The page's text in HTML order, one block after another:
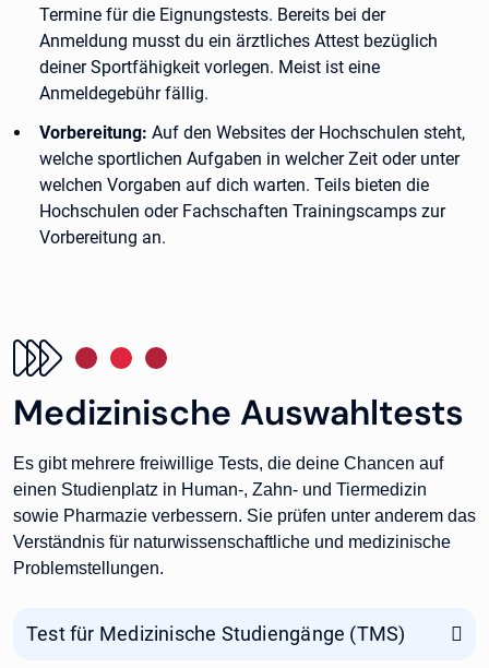
Termine für die Eignungstests. Bereits bei der
Anmeldung musst du ein ärztliches Attest bezüglich
deiner Sportfähigkeit vorlegen. Meist ist eine
Anmeldegebühr fällig.
Vorbereitung: Auf den Websites der Hochschulen steht,
welche sportlichen Aufgaben in welcher Zeit oder unter
welchen Vorgaben auf dich warten. Teils bieten die
Hochschulen oder Fachschaften Trainingscamps zur
Vorbereitung an.
Medizinische Auswahltests
Es gibt mehrere freiwillige Tests, die deine Chancen auf
einen Studienplatz in Human-, Zahn- und Tiermedizin
sowie Pharmazie verbessern. Sie prüfen unter anderem das
Verständnis für naturwissenschaftliche und medizinische
Problemstellungen.
Test für Medizinische Studiengänge (TMS)